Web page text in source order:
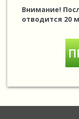
Внимание!
отводится 20